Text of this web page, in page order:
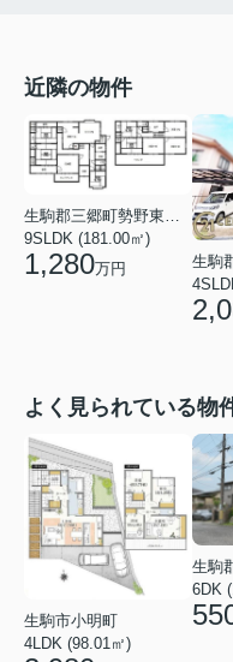
近隣の物件
生駒郡三郷町勢野東２丁目
9SLDK (181.00㎡)
1,280万円
よく見られている物
生駒市小明町
4LDK (98.01㎡)
6DK